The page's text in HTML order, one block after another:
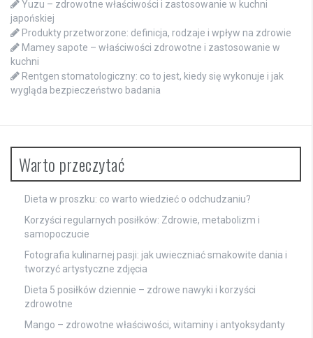
Yuzu – zdrowotne właściwości i zastosowanie w kuchni
japońskiej
Produkty przetworzone: definicja, rodzaje i wpływ na zdrowie
Mamey sapote – właściwości zdrowotne i zastosowanie w
kuchni
Rentgen stomatologiczny: co to jest, kiedy się wykonuje i jak
wygląda bezpieczeństwo badania
Warto przeczytać
Dieta w proszku: co warto wiedzieć o odchudzaniu?
Korzyści regularnych posiłków: Zdrowie, metabolizm i
samopoczucie
Fotografia kulinarnej pasji: jak uwieczniać smakowite dania i
tworzyć artystyczne zdjęcia
Dieta 5 posiłków dziennie – zdrowe nawyki i korzyści
zdrowotne
Mango – zdrowotne właściwości, witaminy i antyoksydanty